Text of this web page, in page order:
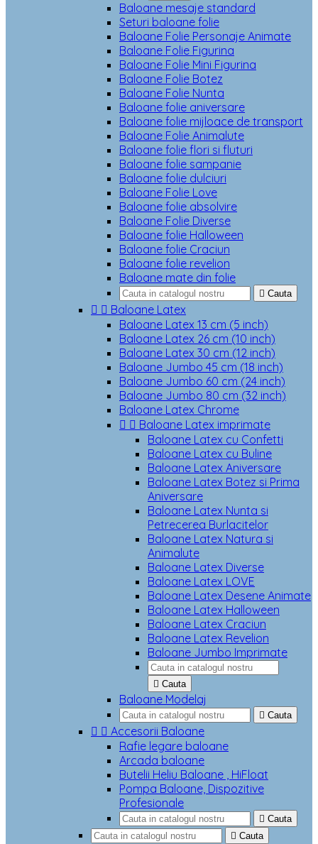
Baloane mesaje standard
Seturi baloane folie
Baloane Folie Personaje Animate
Baloane Folie Figurina
Baloane Folie Mini Figurina
Baloane Folie Botez
Baloane Folie Nunta
Baloane folie aniversare
Baloane folie mijloace de transport
Baloane Folie Animalute
Baloane folie flori si fluturi
Baloane folie sampanie
Baloane folie dulciuri
Baloane Folie Love
Baloane folie absolvire
Baloane Folie Diverse
Baloane folie Halloween
Baloane folie Craciun
Baloane folie revelion
Baloane mate din folie
 Cauta
  Baloane Latex
Baloane Latex 13 cm (5 inch)
Baloane Latex 26 cm (10 inch)
Baloane Latex 30 cm (12 inch)
Baloane Jumbo 45 cm (18 inch)
Baloane Jumbo 60 cm (24 inch)
Baloane Jumbo 80 cm (32 inch)
Baloane Latex Chrome
  Baloane Latex imprimate
Baloane Latex cu Confetti
Baloane Latex cu Buline
Baloane Latex Aniversare
Baloane Latex Botez si Prima
Aniversare
Baloane Latex Nunta si
Petrecerea Burlacitelor
Baloane Latex Natura si
Animalute
Baloane Latex Diverse
Baloane Latex LOVE
Baloane Latex Desene Animate
Baloane Latex Halloween
Baloane Latex Craciun
Baloane Latex Revelion
Baloane Jumbo Imprimate
 Cauta
Baloane Modelaj
 Cauta
  Accesorii Baloane
Rafie legare baloane
Arcada baloane
Butelii Heliu Baloane , HiFloat
Pompa Baloane, Dispozitive
Profesionale
 Cauta
 Cauta